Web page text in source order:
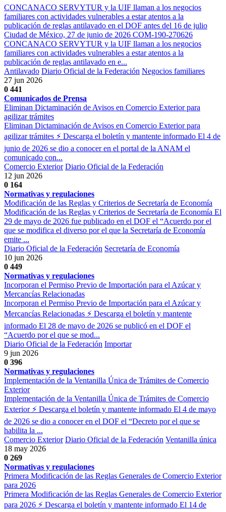
CONCANACO SERVYTUR y la UIF llaman a los negocios
familiares con actividades vulnerables a estar atentos a la
publicación de reglas antilavado en el DOF antes del 16 de julio
Ciudad de México, 27 de junio de 2026 COM-190-270626
CONCANACO SERVYTUR y la UIF llaman a los negocios
familiares con actividades vulnerables a estar atentos a la
publicación de reglas antilavado en e...
Antilavado Diario Oficial de la Federación Negocios familiares
27 jun 2026
0 441
Comunicados de Prensa
Eliminan Dictaminación de Avisos en Comercio Exterior para
agilizar trámites
Eliminan Dictaminación de Avisos en Comercio Exterior para
agilizar trámites ⚡ Descarga el boletín y mantente informado El 4 de
junio de 2026 se dio a conocer en el portal de la ANAM el
comunicado con...
Comercio Exterior Diario Oficial de la Federación
12 jun 2026
0 164
Normativas y regulaciones
Modificación de las Reglas y Criterios de Secretaría de Economía
Modificación de las Reglas y Criterios de Secretaría de Economía El
29 de mayo de 2026 fue publicado en el DOF el “Acuerdo por el
que se modifica el diverso por el que la Secretaría de Economía
emite ...
Diario Oficial de la Federación Secretaría de Economía
10 jun 2026
0 449
Normativas y regulaciones
Incorporan el Permiso Previo de Importación para el Azúcar y
Mercancías Relacionadas
Incorporan el Permiso Previo de Importación para el Azúcar y
Mercancías Relacionadas ⚡ Descarga el boletín y mantente
informado El 28 de mayo de 2026 se publicó en el DOF el
“Acuerdo por el que se mod...
Diario Oficial de la Federación Importar
9 jun 2026
0 396
Normativas y regulaciones
Implementación de la Ventanilla Única de Trámites de Comercio
Exterior
Implementación de la Ventanilla Única de Trámites de Comercio
Exterior ⚡ Descarga el boletín y mantente informado El 4 de mayo
de 2026 se dio a conocer en el DOF el “Decreto por el que se
habilita la ...
Comercio Exterior Diario Oficial de la Federación Ventanilla única
18 may 2026
0 269
Normativas y regulaciones
Primera Modificación de las Reglas Generales de Comercio Exterior
para 2026
Primera Modificación de las Reglas Generales de Comercio Exterior
para 2026 ⚡ Descarga el boletín y mantente informado El 14 de